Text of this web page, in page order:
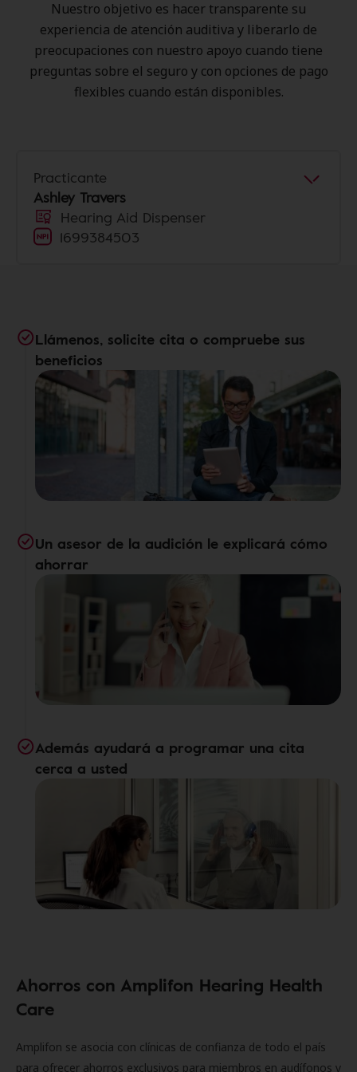
Nuestro objetivo es hacer transparente su
experiencia de atención auditiva y liberarlo de
preocupaciones con nuestro apoyo cuando tiene
preguntas sobre el seguro y con opciones de pago
flexibles cuando están disponibles.
Practicante
Ashley Travers
Hearing Aid Dispenser
1699384503
Llámenos, solicite cita o compruebe sus
beneficios
Un asesor de la audición le explicará cómo
ahorrar
Además ayudará a programar una cita
cerca a usted
Ahorros con Amplifon Hearing Health
Care
Amplifon se asocia con clínicas de confianza de todo el país
para ofrecer ahorros exclusivos para miembros en audífonos y